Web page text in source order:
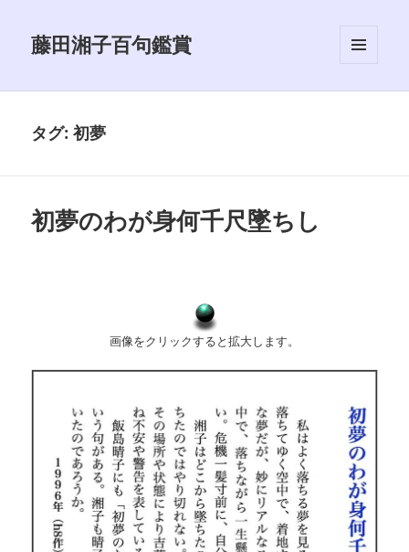
藤田湘子百句鑑賞
ーとウ
タグ:初夢
初夢のわが身何千尺墜ちし
画像をクリックすると拡大します。